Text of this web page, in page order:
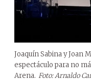
Joaquín Sabina y Joan
espectáculo para no
Arena. Foto: Arnaldo